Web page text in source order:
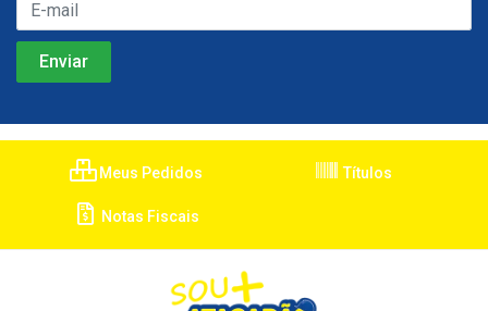
Meus Pedidos Títulos
Notas Fiscais